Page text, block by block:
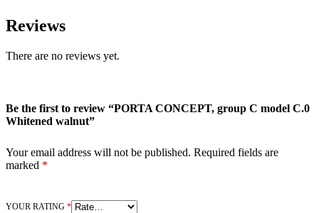
Reviews
There are no reviews yet.
Be the first to review “PORTA CONCEPT, group C model C.0
Whitened walnut”
Your email address will not be published. Required fields are
marked *
YOUR RATING *